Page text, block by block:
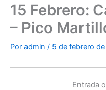
15 Febrero:
– Pico
Por admin / 5 de febrero
Entrada